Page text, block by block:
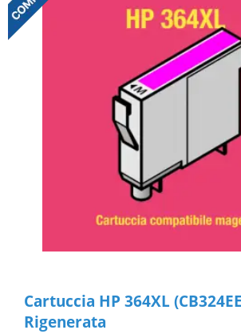
Cartuccia HP 364XL
Rigenerata